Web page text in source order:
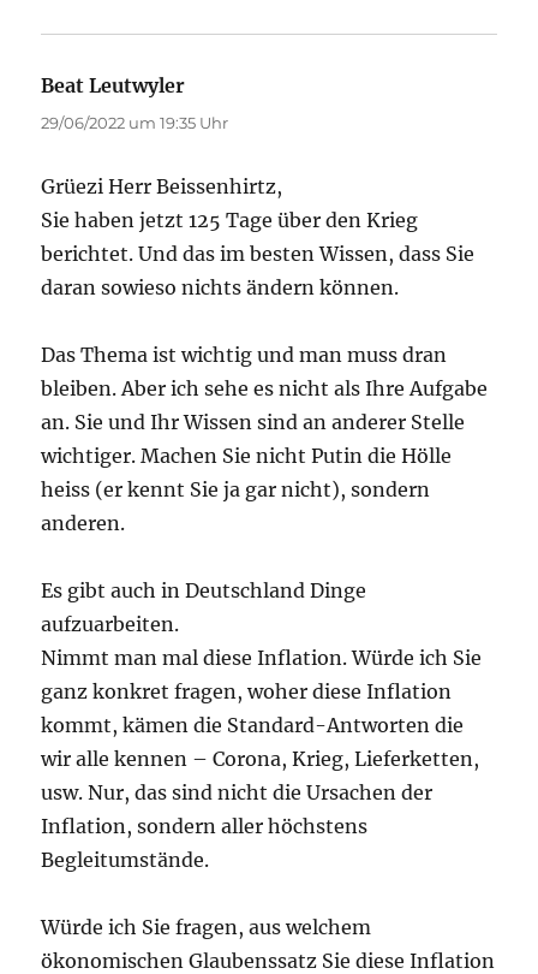
Beat Leutwyler
29/06/2022 um 19:35 Uhr
Grüezi Herr Beissenhirtz,
Sie haben jetzt 125 Tage über den Krieg
berichtet. Und das im besten Wissen, dass Sie
daran sowieso nichts ändern können.
Das Thema ist wichtig und man muss dran
bleiben. Aber ich sehe es nicht als Ihre Aufgabe
an. Sie und Ihr Wissen sind an anderer Stelle
wichtiger. Machen Sie nicht Putin die Hölle
heiss (er kennt Sie ja gar nicht), sondern
anderen.
Es gibt auch in Deutschland Dinge
aufzuarbeiten.
Nimmt man mal diese Inflation. Würde ich Sie
ganz konkret fragen, woher diese Inflation
kommt, kämen die Standard-Antworten die
wir alle kennen – Corona, Krieg, Lieferketten,
usw. Nur, das sind nicht die Ursachen der
Inflation, sondern aller höchstens
Begleitumstände.
Würde ich Sie fragen, aus welchem
ökonomischen Glaubenssatz Sie diese Inflation